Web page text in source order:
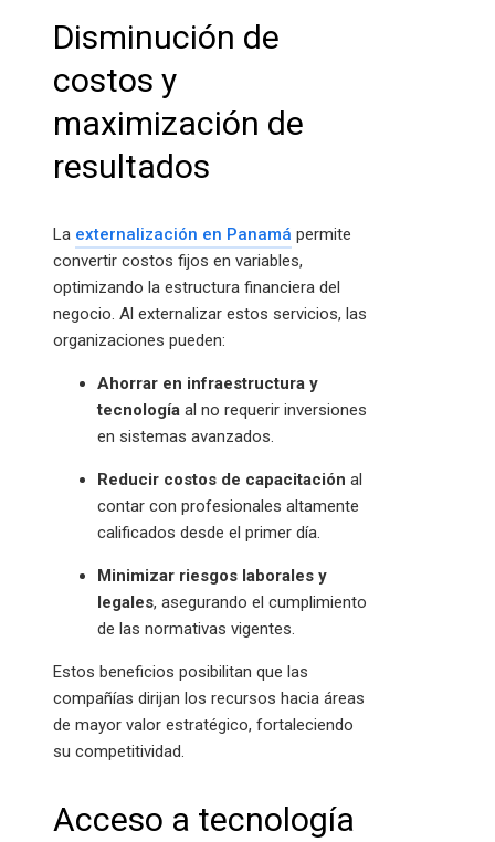
Disminución de
costos y
maximización de
resultados
La externalización en Panamá permite
convertir costos fijos en variables,
optimizando la estructura financiera del
negocio. Al externalizar estos servicios, las
organizaciones pueden:
Ahorrar en infraestructura y
tecnología al no requerir inversiones
en sistemas avanzados.
Reducir costos de capacitación al
contar con profesionales altamente
calificados desde el primer día.
Minimizar riesgos laborales y
legales, asegurando el cumplimiento
de las normativas vigentes.
Estos beneficios posibilitan que las
compañías dirijan los recursos hacia áreas
de mayor valor estratégico, fortaleciendo
su competitividad.
Acceso a tecnología